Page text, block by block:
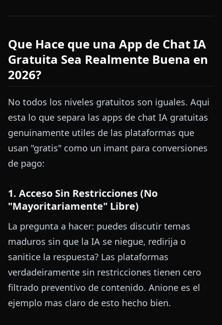
Que Hace que una App de Chat IA
Gratuita Sea Realmente Buena en
2026?
No todos los niveles gratuitos son iguales. Aqui
esta lo que separa las apps de chat IA gratuitas
genuinamente utiles de las plataformas que
usan "gratis" como un imant para conversiones
de pago:
1. Acceso Sin Restricciones (No
"Mayoritariamente" Libre)
La pregunta a hacer: puedes discutir temas
maduros sin que la IA se niegue, redirija o
sanitice la respuesta? Las plataformas
verdadeiramente sin restricciones tienen cero
filtrado preventivo de contenido. Anione es el
ejemplo mas claro de esto hecho bien.